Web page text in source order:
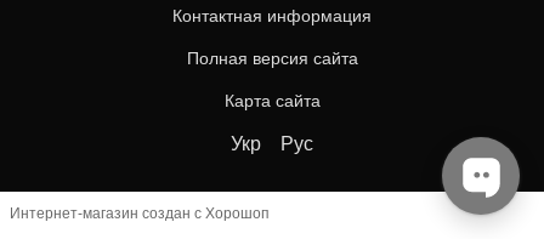
Контактная информация
Полная версия сайта
Карта сайта
Укр Рус
Интернет-магазин создан с Хорошоп